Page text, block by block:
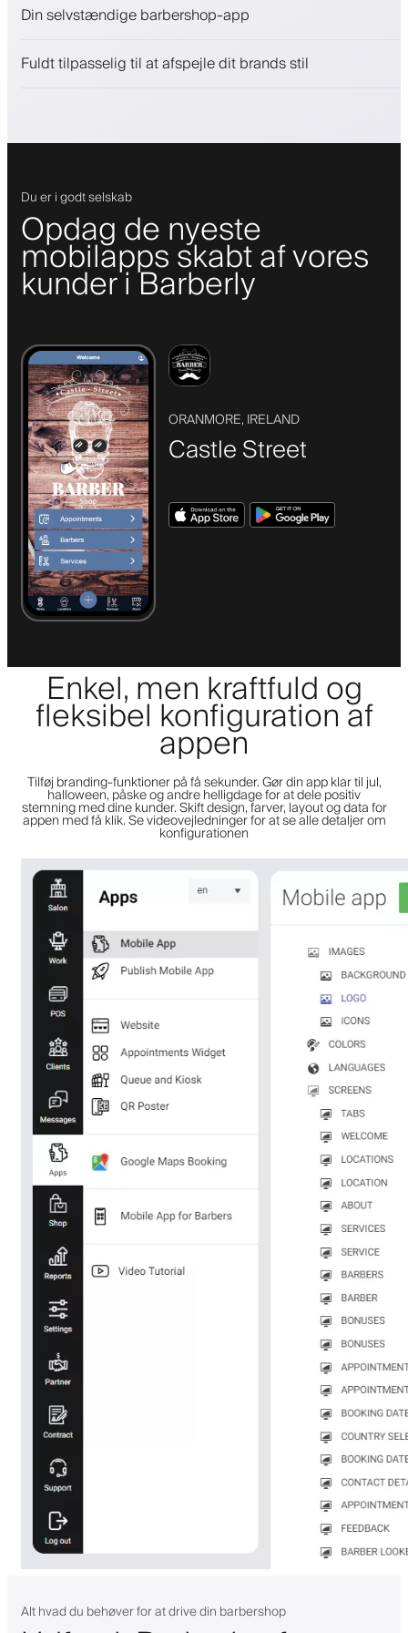
Engager kunder med et loyalitetsprogram
Din selvstændige barbershop-app
Fuldt tilpasselig til at afspejle dit brands stil
Du er i godt selskab
Opdag de nyeste
mobilapps skabt af vores
kunder i Barberly
ORANMORE, IRELAND
Castle Street
Enkel, men kraftfuld og
fleksibel konfiguration af
appen
Tilføj branding-funktioner på få sekunder. Gør din app klar til jul,
halloween, påske og andre helligdage for at dele positiv
stemning med dine kunder. Skift design, farver, layout og data for
appen med få klik. Se videovejledninger for at se alle detaljer om
konfigurationen
Alt hvad du behøver for at drive din barbershop